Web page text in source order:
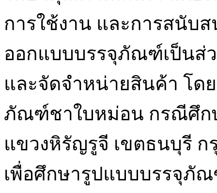
การใช้งาน และการสนับ
ออกแบบบรรจุภัณฑ์เป็นส่
และจัดจำหน่ายสินค้า โด
ภัณฑ์ชาใบหม่อน กรณีศึก
แขวงหิรัญรูจี เขตธนบุรี ก
เพื่อศึกษารูปแบบบรรจุภั